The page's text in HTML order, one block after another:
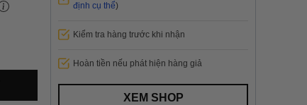
định cụ thể)
Kiểm tra hàng trước khi nhận
Hoàn tiền nếu phát hiện hàng giả
XEM SHOP